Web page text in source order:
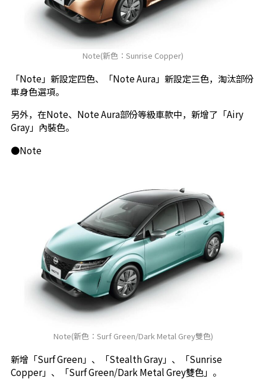
Note(新色：Sunrise Copper)
「Note」新設定四色、「Note Aura」新設定三色，淘汰部份
車身色選項。
另外，在Note、Note Aura部份等級車款中，新增了「Airy
Gray」內裝色。
●Note
Note(新色：Surf Green/Dark Metal Grey雙色)
新增「Surf Green」、「Stealth Gray」、「Sunrise
Copper」、「Surf Green/Dark Metal Grey雙色」。